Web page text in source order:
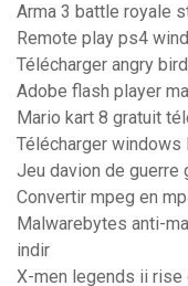
Arma 3 battle royale
Remote play ps4
Télécharger angry
Adobe flash player
Mario kart 8 gratuit
Télécharger
Jeu davion de guerre
Convertir mpeg en
Malwarebytes anti-
indir
X-men legends ii